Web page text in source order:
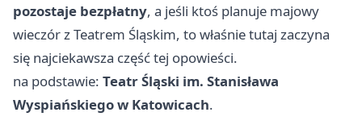
pozostaje bezpłatny, a jeśli ktoś planuje majowy
wieczór z Teatrem Śląskim, to właśnie tutaj zaczyna
się najciekawsza część tej opowieści.
na podstawie: Teatr Śląski im. Stanisława
Wyspiańskiego w Katowicach.